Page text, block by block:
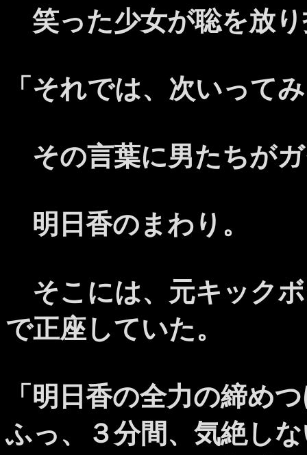
笑った少女が聡を放
「それでは、次いって
その言葉に男たちが
明日香のまわり。
そこには、元キック
で正座していた。
「明日香の全力の締め
ふっ、３分間、気絶し